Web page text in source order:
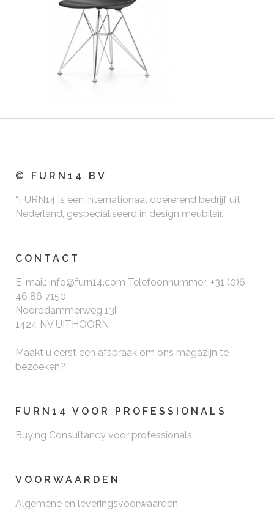
© FURN14 BV
“FURN14 is een internationaal opererend bedrijf uit
Nederland, gespecialiseerd in design meubilair.”
CONTACT
E-mail: info@furn14.com Telefoonnummer: +31 (0)6
46 86 7150
Noorddammerweg 13i
1424 NV UITHOORN
Maakt u eerst een afspraak om ons magazijn te
bezoeken?
FURN14 VOOR PROFESSIONALS
Buying Consultancy voor professionals
VOORWAARDEN
Algemene en leveringsvoorwaarden